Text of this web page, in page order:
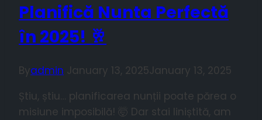
Planifică Nunta Perfectă
în 2025! 🥂
Byadmin January 13, 2025January 13, 2025
Știu, știu… planificarea nunții poate părea o
misiune imposibilă! 🤯 Dar stai liniștită, am